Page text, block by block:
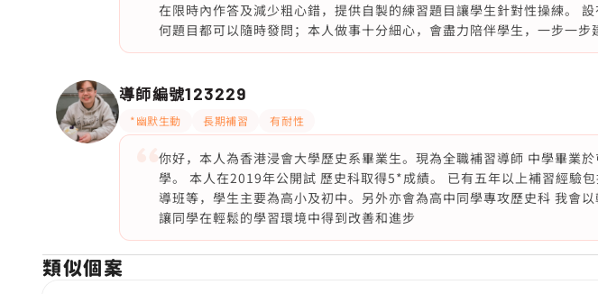
在限時內作答及減少粗心錯，提供自製的練習題目讓學生針對性操練。
何題目都可以隨時發問；本人做事十分細心，會盡力陪伴學生，一步一步
導師編號123229
*幽默生動 長期補習 有耐性
你好，本人為香港浸會大學歷史系畢業生。現為全職補習導師 中學畢業
學。 本人在2019年公開試 歷史科取得5*成績。 已有五年以上補習經驗
導班等，學生主要為高小及初中。另外亦會為高中同學專攻歷史科 我會
讓同學在輕鬆的學習環境中得到改善和進步
類似個案